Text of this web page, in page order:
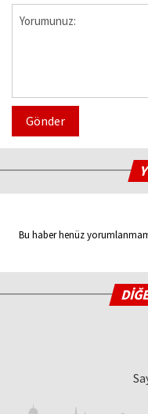
Gönder
Bu haber henüz